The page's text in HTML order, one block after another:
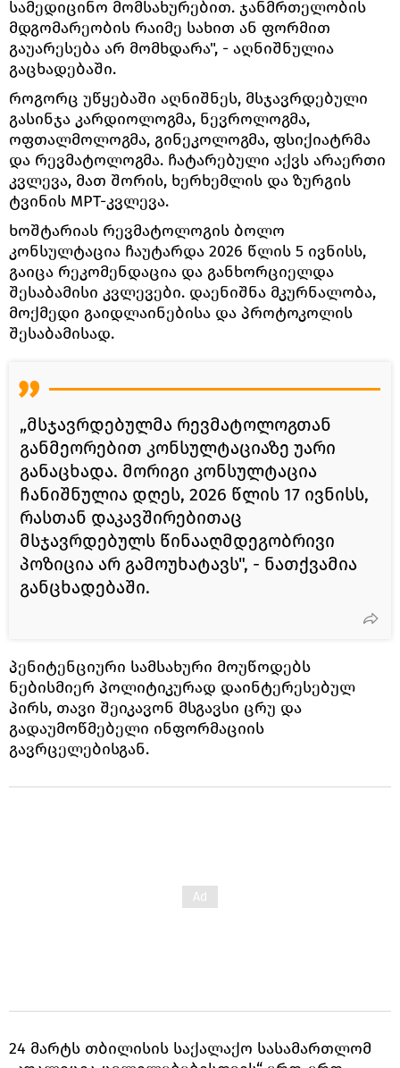
სამედიცინო მომსახურებით. ჯანმრთელობის
მდგომარეობის რაიმე სახით ან ფორმით
გაუარესება არ მომხდარა", - აღნიშნულია
გაცხადებაში.
როგორც უწყებაში აღნიშნეს, მსჯავრდებული
გასინჯა კარდიოლოგმა, ნევროლოგმა,
ოფთალმოლოგმა, გინეკოლოგმა, ფსიქიატრმა
და რევმატოლოგმა. ჩატარებული აქვს არაერთი
კვლევა, მათ შორის, ხერხემლის და ზურგის
ტვინის МРТ-კვლევა.
ხოშტარიას რევმატოლოგის ბოლო
კონსულტაცია ჩაუტარდა 2026 წლის 5 ივნისს,
გაიცა რეკომენდაცია და განხორციელდა
შესაბამისი კვლევები. დაენიშნა მკურნალობა,
მოქმედი გაიდლაინებისა და პროტოკოლის
შესაბამისად.
„მსჯავრდებულმა რევმატოლოგთან
განმეორებით კონსულტაციაზე უარი
განაცხადა. მორიგი კონსულტაცია
ჩანიშნულია დღეს, 2026 წლის 17 ივნისს,
რასთან დაკავშირებითაც
მსჯავრდებულს წინააღმდეგობრივი
პოზიცია არ გამოუხატავს", - ნათქვამია
განცხადებაში.
პენიტენციური სამსახური მოუწოდებს
ნებისმიერ პოლიტიკურად დაინტერესებულ
პირს, თავი შეიკავონ მსგავსი ცრუ და
გადაუმოწმებელი ინფორმაციის
გავრცელებისგან.
24 მარტს თბილისის საქალაქო სასამართლომ